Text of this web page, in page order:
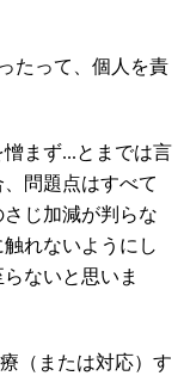
たって、個人を責
まず...とまでは言
問題点はすべて
じ加減が判らな
れないようにし
ないと思いま
（または対応）す